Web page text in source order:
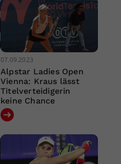
07.09.2023
Alpstar Ladies Open
Vienna: Kraus lässt
Titelverteidigerin
keine Chance